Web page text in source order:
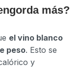
más?
el vino blanco
peso. Esto se
y